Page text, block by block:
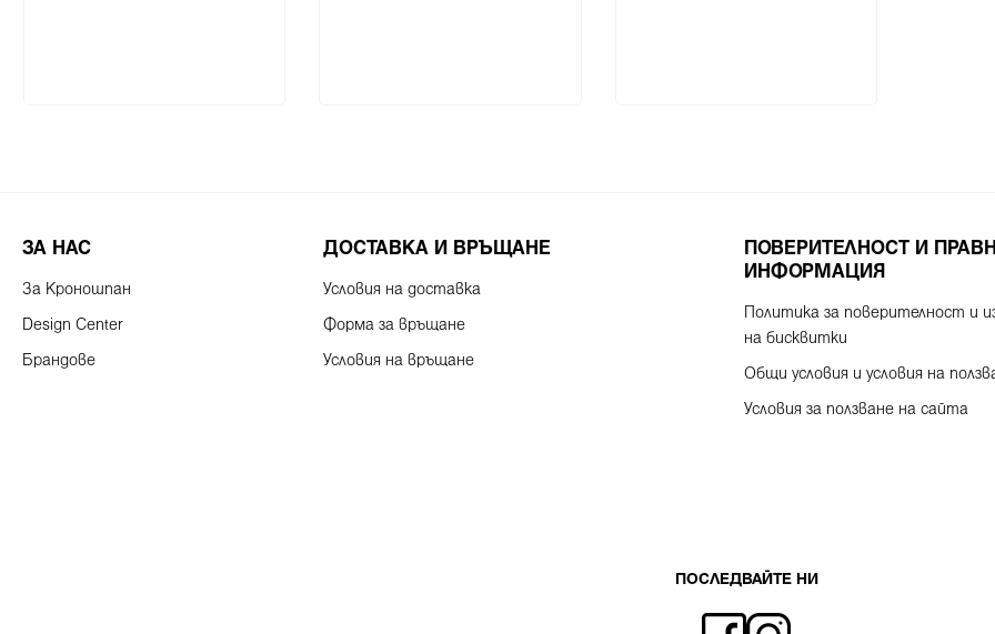
ЗА НАС
За Кроношпан
Design Center
Брандове
ДОСТАВКА И ВРЪЩАНЕ
Условия на доставка
Форма за връщане
Условия на връщане
ПОВЕРИТЕЛНОСТ И
ИНФОРМАЦИЯ
Политика за поверителност и
на бисквитки
Общи условия и условия на
Условия за ползване на сайта
ПОСЛЕДВАЙТЕ НИ